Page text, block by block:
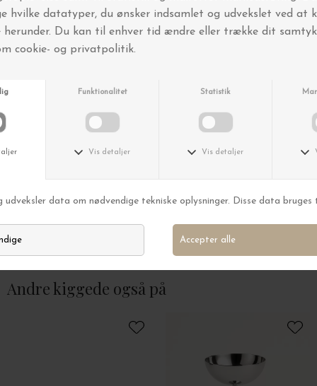
Ferm Living
Ripple Transportabel Lampe, Oat
DKK 995,00
Ferm Living
Ripple
Andre kiggede også på